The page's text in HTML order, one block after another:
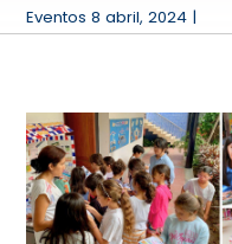
Eventos 8 abril, 2024 |